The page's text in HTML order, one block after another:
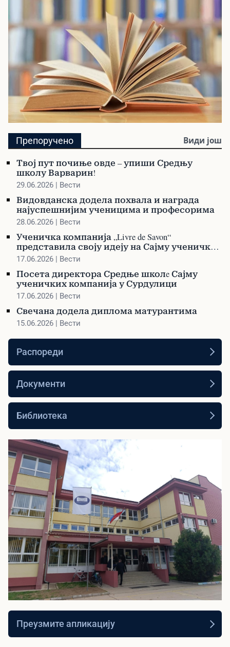
Библиотека
Претражите библиотеку и наручите своју
књигу
Препоручено Види још
Твој пут почиње овде – упиши Средњу
школу Варварин!
29.06.2026 | Вести
Видовданска додела похвала и награда
најуспешнијим ученицима и професорима
28.06.2026 | Вести
Ученичка компанија „Livre de Savon“
представила своју идеју на Сајму ученичких
компанија у Сурдулици
17.06.2026 | Вести
Посета директора Средње школe Сајму
ученичких компанија у Сурдулици
17.06.2026 | Вести
Свечана додела диплома матурантима
15.06.2026 | Вести
Распореди
Документи
Библиотека
▶
Видео презентација
Погледајте видео презентацију наше
школе
Преузмите апликацију